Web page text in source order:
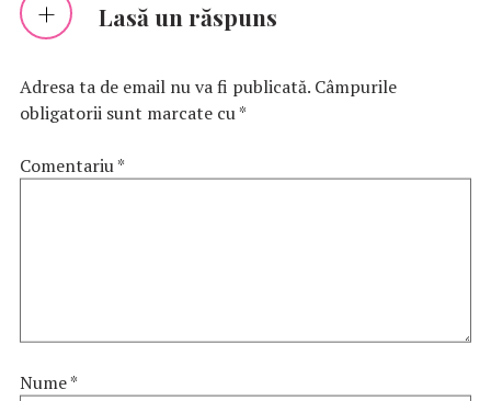
Lasă un răspuns
Adresa ta de email nu va fi publicată. Câmpurile
obligatorii sunt marcate cu*
Comentariu*
Nume*